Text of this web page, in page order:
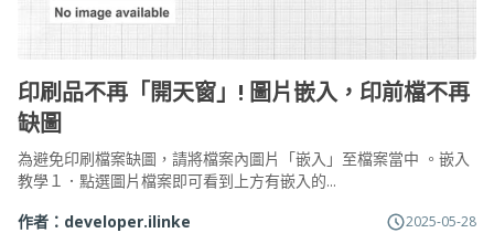
印刷品不再「開天窗」! 圖片嵌入，印前檔不再
缺圖
為避免印刷檔案缺圖，請將檔案內圖片「嵌入」至檔案當中 。嵌入
教學１．點選圖片檔案即可看到上方有嵌入的...
作者： developer.ilinke 2025-05-28